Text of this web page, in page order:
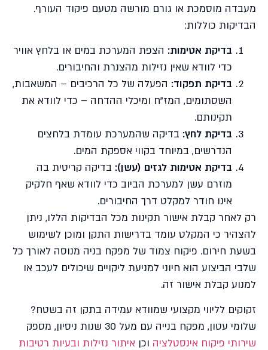
מעבדה מוסמכת או גורם מורשה מטעם פיקוד העורף.
הבדיקות כוללות:
בדיקת אטימות: הצפת המערכת במים או בלחץ אוויר
כדי לוודא שאין נזילות מהצנרת והחיבורים.
בדיקת תפקוד: הפעלה של כל הרכיבים – המשאבות,
השסתומים, המז"ח ומיכלי ההדחה – כדי לוודא את
תקינותם.
בדיקת לחץ: בדיקה שהמערכת עומדת בלחצים
הנדרשים, במיוחד בקווי אספקת המים.
בדיקת אטימות לגזים (עשן): בדיקה קריטית בה
מוזרם עשן למערכת הביוב כדי לוודא שאף חלקיק
אינו חודר למקלט דרך החיבורים.
רק לאחר קבלת אישור תקינות מכל הבדיקות הללו, ניתן
להצהיר כי המקלט עומד בדרישות התקן ומוכן לשימוש
בשעת חירום. פיקוח צמוד של מפקח בניה מנוסה לאורך כל
שלבי הביצוע הוא חיוני למניעת ליקויים שיכולים לעכב או
למנוע קבלת אישור זה.
זקוקים לליווי מקצועי שמוודא עמידה בתקן זה בשטח?
שלומי עטון, מפקח בנייה עם מעל 30 שנות ניסיון, מספק
שירותי פיקוח אינסטלציה וכן איתור נזילות ובעיות רטיבות